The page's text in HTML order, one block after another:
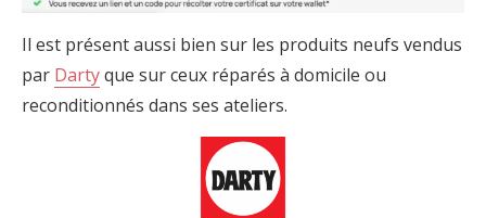
Il est présent aussi bien sur les produits neufs vendus
par Dartyque sur ceux réparés à domicile ou
reconditionnés dans ses ateliers.